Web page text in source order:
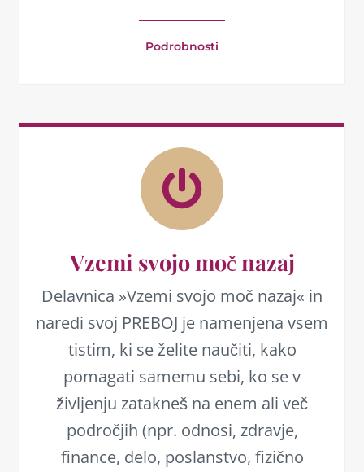
Podrobnosti
Vzemi svojo moč nazaj
Delavnica »Vzemi svojo moč nazaj« in
naredi svoj PREBOJ je namenjena vsem
tistim, ki se želite naučiti, kako
pomagati samemu sebi, ko se v
življenju zatakneš na enem ali več
področjih (npr. odnosi, zdravje,
finance, delo, poslanstvo, fizično